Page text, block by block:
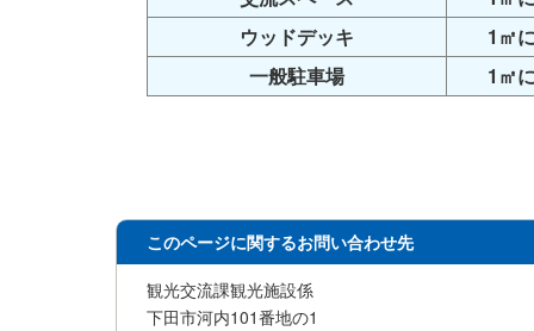
ウッドデッキ
1㎡
一般駐車場
1㎡
このページに関するお問い合わせ先
観光交流課観光施設係
下田市河内101番地の1